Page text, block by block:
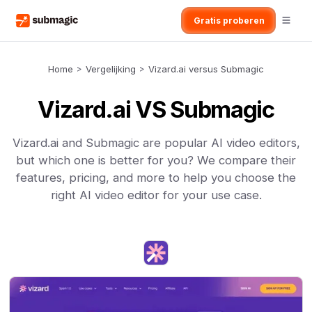
Gratis proberen
Home > Vergelijking > Vizard.ai versus Submagic
Vizard.ai VS Submagic
Vizard.ai and Submagic are popular AI video editors,
but which one is better for you? We compare their
features, pricing, and more to help you choose the
right AI video editor for your use case.